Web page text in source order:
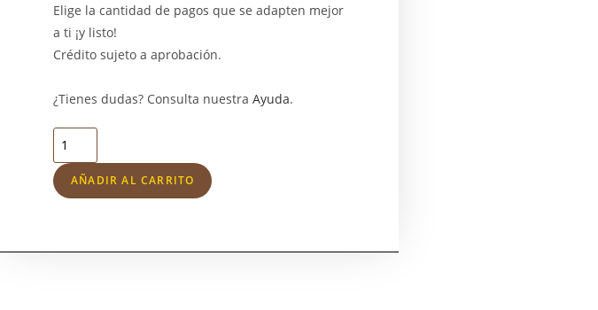
Elige la cantidad de pagos que se adapten mejor
a ti ¡y listo!
Crédito sujeto a aprobación.
¿Tienes dudas? Consulta nuestra Ayuda.
Complejo
Difusión
Aire
Puro
AÑADIR AL CARRITO